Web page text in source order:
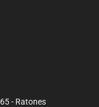
- Ratones